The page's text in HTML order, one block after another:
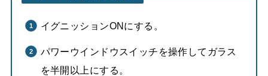
イグニッションONにする。
パワーウインドウスイッチを操作してガラス
を半開以上にする。